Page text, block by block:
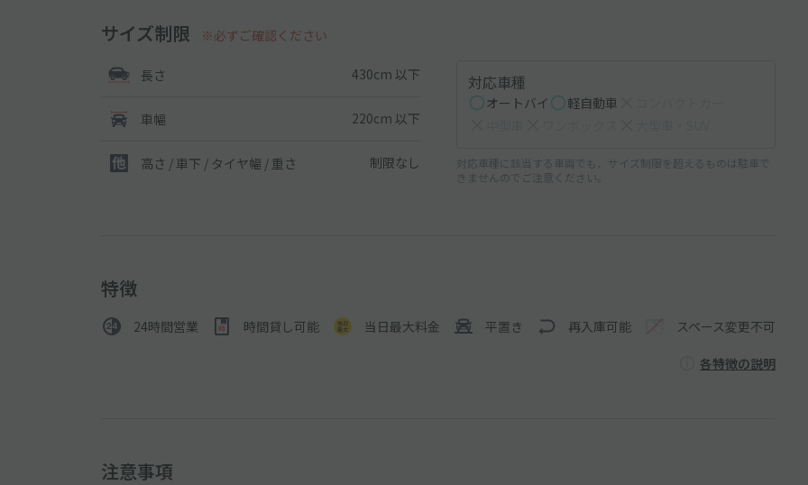
サイズ制限 ※必ずご確認ください
長さ 430cm 以下
車幅 220cm 以下
高さ / 車下 / タイヤ幅 / 重さ 制限なし
対応車種
オートバイ 軽自動車
対応車種に該当する車両でも、サイズ制限を超えるものは駐車で
きませんのでご注意ください。
特徴
24時間営業 時間貸し可能 当日最大料金 平置き 再入庫可能 スペース変更不可
各特徴の説明
注意事項